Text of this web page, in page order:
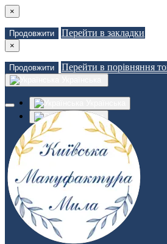
×
Продовжити Перейти в закладки
×
Продовжити Перейти в порівняння
Russian
Закладки (0)
Порівняння товарів (0)
Зв'язатися з нами
Авторизація
Реєстрація